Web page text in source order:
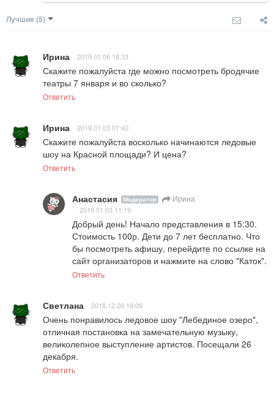
Лучшие (5)
Ирина 2019.01.06 18:33
Скажите пожалуйста где можно посмотреть бродячие
театры 7 января и во сколько?
Ответить
Ирина 2019.01.03 07:40
Скажите пожалуйста восколько начинаются ледовые
шоу на Красной площади? И цена?
Ответить
Анастасия Модератор Ирина
2019.01.03 11:19
Добрый день! Начало представления в 15:30.
Стоимость 100р. Дети до 7 лет бесплатно. Что
бы посмотреть афишу, перейдите по ссылке на
сайт организаторов и нажмите на слово "Каток".
Ответить
Светлана 2018.12.26 19:09
Очень понравилось ледовое шоу "Лебединое озеро",
отличная постановка на замечательную музыку,
великолепное выступление артистов. Посещали 26
декабря.
Ответить